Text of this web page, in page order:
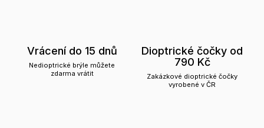
Vrácení do 15 dnů
Nedioptrické brýle můžete
zdarma vrátit
Dioptrické čočky od
790 Kč
Zakázkové dioptrické čočky
vyrobené v ČR